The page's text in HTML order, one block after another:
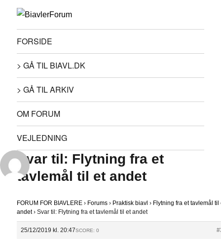
FORSIDE
> GÅ TIL BIAVL.DK
> GÅ TIL ARKIV
OM FORUM
VEJLEDNING
Svar til: Flytning fra et
tavlemål til et andet
FORUM FOR BIAVLERE › Forums › Praktisk biavl › Flytning fra et tavlemål til
andet › Svar til: Flytning fra et tavlemål til et andet
25/12/2019 kl. 20:47SCORE: 0